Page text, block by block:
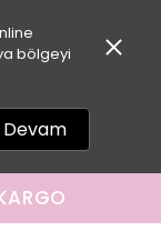
bölgeyi
Devam